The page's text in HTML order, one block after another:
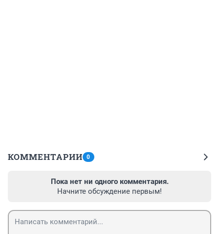
КОММЕНТАРИИ 0
Пока нет ни одного комментария.
Начните обсуждение первым!